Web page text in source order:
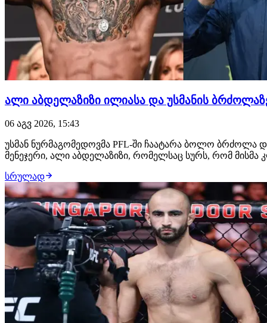
ალი აბდელაზიზი ილიასა და უსმანის
06 აგვ 2026, 15:43
უსმან ნურმაგომედოვმა PFL-ში ჩაატარა ბოლო ბრძოლა
მენეჯერი, ალი აბდელაზიზი, რომელსაც სურს, რომ
სრულად